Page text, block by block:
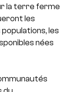
la terre ferme
les
les
nées